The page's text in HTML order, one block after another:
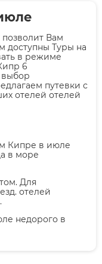
Вам
доступны Туры на
в режиме
6
выбор
путевки с
отелей отелей
Кипре в июле
в море
Для
отелей
недорого в